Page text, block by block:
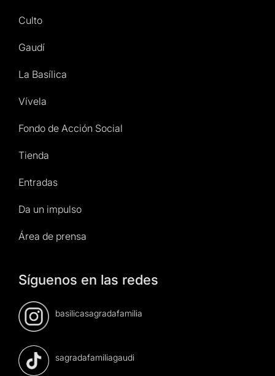
Culto
Gaudí
La Basílica
Vívela
Fondo de Acción Social
Tienda
Entradas
Da un impulso
Área de prensa
Síguenos en las redes
basilicasagradafamilia
sagradafamiliagaudi